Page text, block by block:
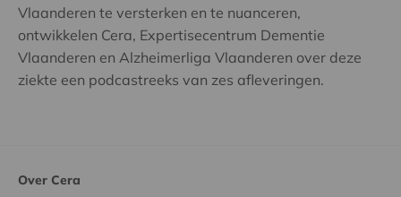
Vlaanderen te versterken en te nuanceren,
ontwikkelen Cera, Expertisecentrum Dementie
Vlaanderen en Alzheimerliga Vlaanderen over deze
ziekte een podcastreeks van zes afleveringen.
Over Cera